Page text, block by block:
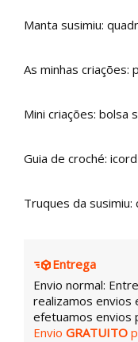
Manta susimiu:
As minhas criações:
Mini criações: bolsa
Guia de croché:
Truques da
Entrega
Envio normal:
realizamos envios
efetuamos envios
Envio GRATUITO